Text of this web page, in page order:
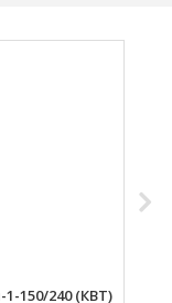
150/240 (КВТ)